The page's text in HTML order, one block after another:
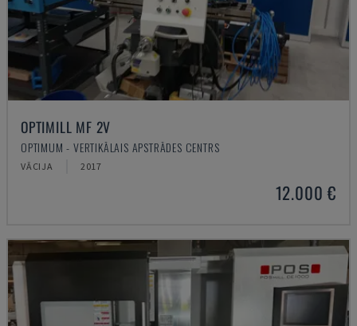
OPTIMILL MF 2V
OPTIMUM - VERTIKĀLAIS APSTRĀDES CENTRS
VĀCIJA 2017
12.000 €